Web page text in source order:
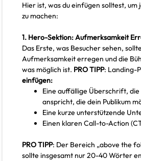
Hier ist, was du einfügen solltest,
zu machen:
1. Hero-Sektion: Aufmerksamkeit
Das Erste, was Besucher sehen,
Aufmerksamkeit erregen und die
was möglich ist. PRO TIPP: Landing-
einfügen:
Eine auffällige Überschrift,
anspricht, die dein Publikum
Eine kurze unterstützende
Einen klaren Call-to-Action
PRO TIPP: Der Bereich „above the
sollte insgesamt nur 20-40 Wörter